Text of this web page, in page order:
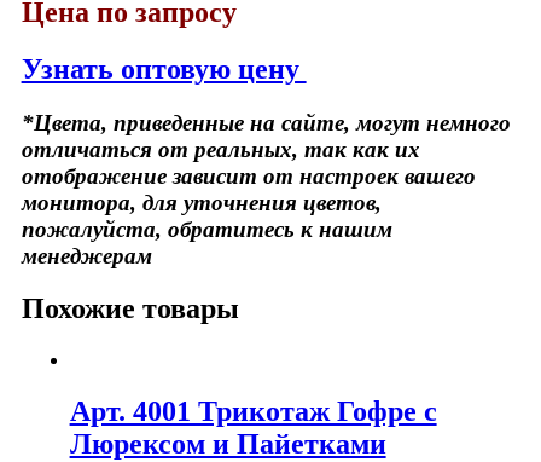
Цена по запросу
Узнать оптовую цену
*Цвета, приведенные на сайте, могут немного
отличаться от реальных, так как их
отображение зависит от настроек вашего
монитора, для уточнения цветов,
пожалуйста, обратитесь к нашим
менеджерам
Похожие товары
Арт. 4001 Трикотаж Гофре с
Люрексом и Пайетками